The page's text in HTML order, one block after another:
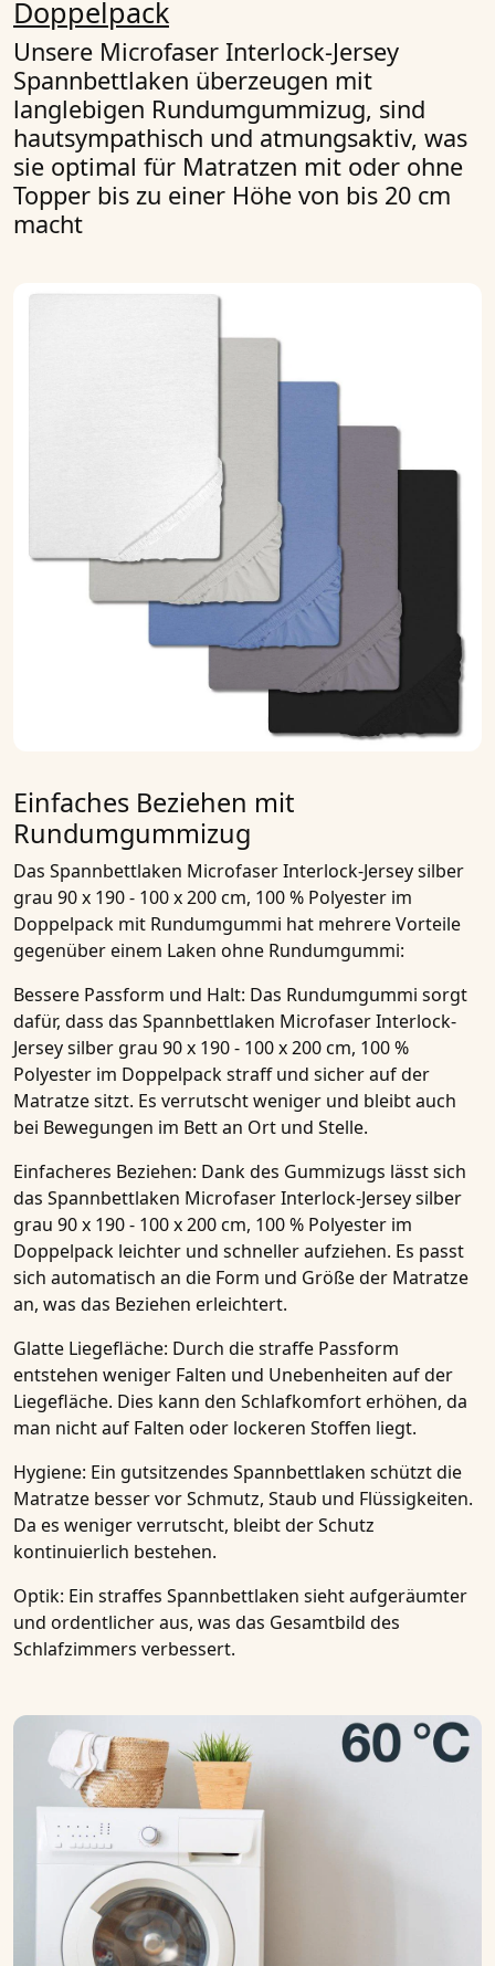
Doppelpack
Unsere Microfaser Interlock-Jersey
Spannbettlaken überzeugen mit
langlebigen Rundumgummizug, sind
hautsympathisch und atmungsaktiv, was
sie optimal für Matratzen mit oder ohne
Topper bis zu einer Höhe von bis 20 cm
macht
Einfaches Beziehen mit
Rundumgummizug
Das Spannbettlaken Microfaser Interlock-Jersey silber
grau 90 x 190 - 100 x 200 cm, 100 % Polyester im
Doppelpack mit Rundumgummi hat mehrere Vorteile
gegenüber einem Laken ohne Rundumgummi:
Bessere Passform und Halt: Das Rundumgummi sorgt
dafür, dass das Spannbettlaken Microfaser Interlock-
Jersey silber grau 90 x 190 - 100 x 200 cm, 100 %
Polyester im Doppelpackstraff und sicher auf der
Matratze sitzt. Es verrutscht weniger und bleibt auch
bei Bewegungen im Bett an Ort und Stelle.
Einfacheres Beziehen: Dank des Gummizugs lässt sich
das Spannbettlaken Microfaser Interlock-Jersey silber
grau 90 x 190 - 100 x 200 cm, 100 % Polyester im
Doppelpack leichter und schneller aufziehen. Es passt
sich automatisch an die Form und Größe der Matratze
an, was das Beziehen erleichtert.
Glatte Liegefläche: Durch die straffe Passform
entstehen weniger Falten und Unebenheiten auf der
Liegefläche. Dies kann den Schlafkomfort erhöhen, da
man nicht auf Falten oder lockeren Stoffen liegt.
Hygiene: Ein gutsitzendes Spannbettlaken schützt die
Matratze besser vor Schmutz, Staub und Flüssigkeiten.
Da es weniger verrutscht, bleibt der Schutz
kontinuierlich bestehen.
Optik: Ein straffes Spannbettlaken sieht aufgeräumter
und ordentlicher aus, was das Gesamtbild des
Schlafzimmers verbessert.